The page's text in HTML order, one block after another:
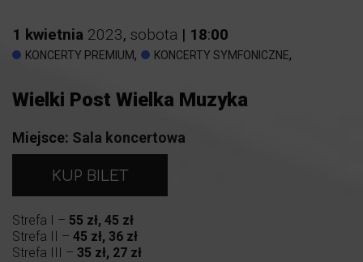
1 kwietnia 2023, sobota | 18:00
KONCERTY PREMIUM, KONCERTY SYMFONICZNE,
Wielki Post Wielka Muzyka
Miejsce: Sala koncertowa
KUP BILET
Strefa I – 55 zł, 45 zł
Strefa II – 45 zł, 36 zł
Strefa III – 35 zł, 27 zł